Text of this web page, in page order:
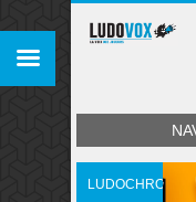
LUDOCHRONO